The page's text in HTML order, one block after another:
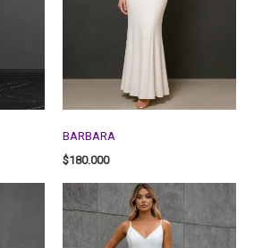
BARBARA
$180.000